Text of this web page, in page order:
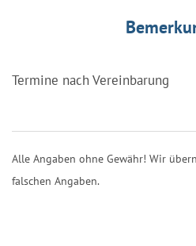
Termine nach Vereinbarung
Alle Angaben ohne Gewähr! Wir
falschen Angaben.